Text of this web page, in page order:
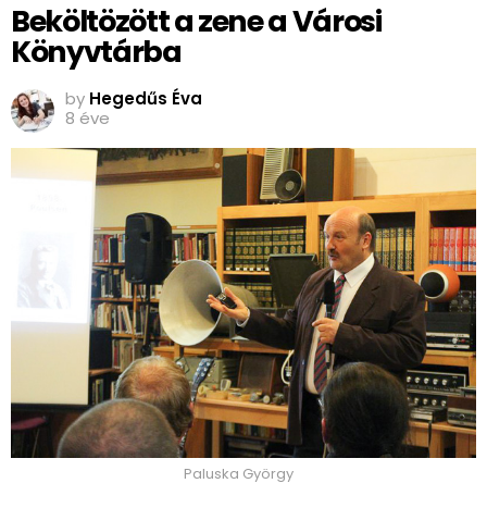
Beköltözött a zene a Városi
Könyvtárba
by Hegedűs Éva
8 éve
Paluska György